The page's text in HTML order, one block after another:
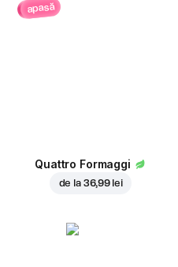
apasă
Quattro Formaggi
de la 36,99 lei